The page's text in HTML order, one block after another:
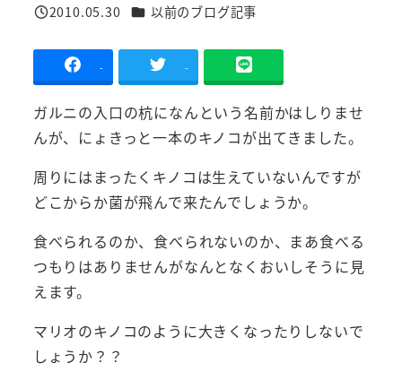
投稿日
2010.05.30 カテゴリー
以前のブログ記事
- -
ガルニの入口の杭になんという名前かはしりませ
んが、にょきっと一本のキノコが出てきました。
周りにはまったくキノコは生えていないんですが
どこからか菌が飛んで来たんでしょうか。
食べられるのか、食べられないのか、まあ食べる
つもりはありませんがなんとなくおいしそうに見
えます。
マリオのキノコのように大きくなったりしないで
しょうか？？